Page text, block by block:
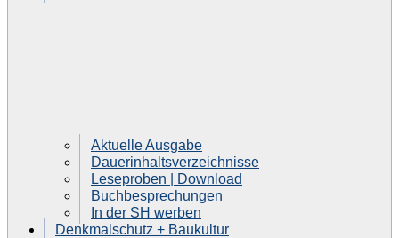
Aktuelle Ausgabe
Dauerinhaltsverzeichnisse
Leseproben | Download
Buchbesprechungen
In der SH werben
Denkmalschutz + Baukultur